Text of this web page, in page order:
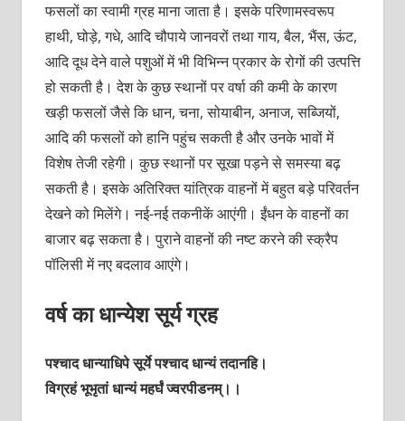
फसलों का स्वामी ग्रह माना जाता है। इसके परिणामस्वरूप
हाथी, घोड़े, गधे, आदि चौपाये जानवरों तथा गाय, बैल, भैंस, ऊंट,
आदि दूध देने वाले पशुओं में भी विभिन्न प्रकार के रोगों की उत्पत्ति
हो सकती है। देश के कुछ स्थानों पर वर्षा की कमी के कारण
खड़ी फसलों जैसे कि धान, चना, सोयाबीन, अनाज, सब्जियों,
आदि की फसलों को हानि पहुंच सकती है और उनके भावों में
विशेष तेजी रहेगी। कुछ स्थानों पर सूखा पड़ने से समस्या बढ़
सकती है। इसके अतिरिक्त यांत्रिक वाहनों में बहुत बड़े परिवर्तन
देखने को मिलेंगे। नई-नई तकनीकें आएंगी। ईंधन के वाहनों का
बाजार बढ़ सकता है। पुराने वाहनों की नष्ट करने की स्क्रैप
पॉलिसी में नए बदलाव आएंगे।
वर्ष का धान्येश सूर्य ग्रह
पश्चाद धान्याधिपे सूर्ये पश्चाद धान्यं तदानहि।
विग्रहं भूभृतां धान्यं महर्घं ज्वरपीडनम्।।